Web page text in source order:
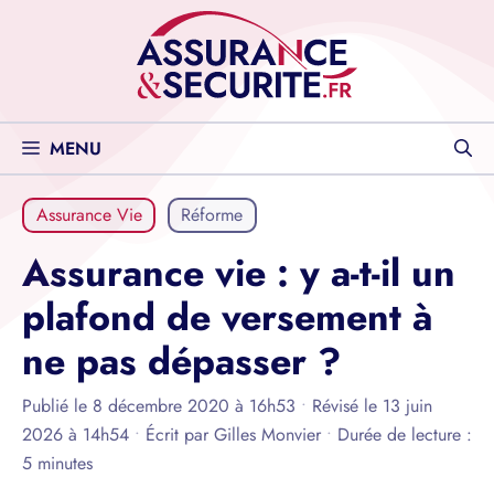
MENU
Assurance Vie Réforme
Assurance vie : y a-t-il un
plafond de versement à
ne pas dépasser ?
Publié le 8 décembre 2020 à 16h53 • Révisé le 13 juin
2026 à 14h54 • Écrit par Gilles Monvier • Durée de lecture :
5 minutes